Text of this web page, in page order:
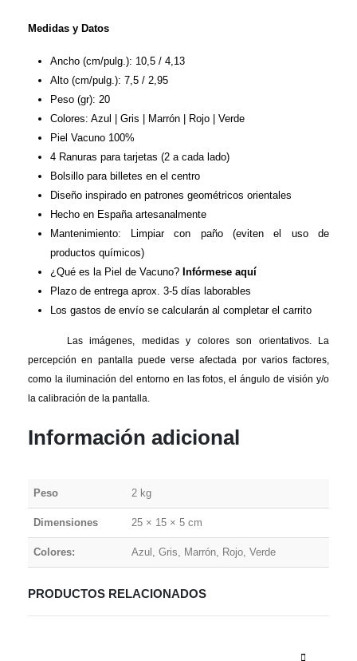
Medidas y Datos
Ancho (cm/pulg.): 10,5 / 4,13
Alto (cm/pulg.): 7,5 / 2,95
Peso (gr): 20
Colores: Azul | Gris | Marrón | Rojo | Verde
Piel Vacuno 100%
4 Ranuras para tarjetas (2 a cada lado)
Bolsillo para billetes en el centro
Diseño inspirado en patrones geométricos orientales
Hecho en España artesanalmente
Mantenimiento: Limpiar con paño (eviten el uso de
productos químicos)
¿Qué es la Piel de Vacuno? Infórmese aquí
Plazo de entrega aprox. 3-5 días laborables
Los gastos de envío se calcularán al completar el carrito
Las imágenes, medidas y colores son orientativos. La
percepción en pantalla puede verse afectada por varios factores,
como la iluminación del entorno en las fotos, el ángulo de visión y/o
la calibración de la pantalla.
Información adicional
Peso 2 kg
Dimensiones 25 × 15 × 5 cm
Colores: Azul, Gris, Marrón, Rojo, Verde
PRODUCTOS RELACIONADOS